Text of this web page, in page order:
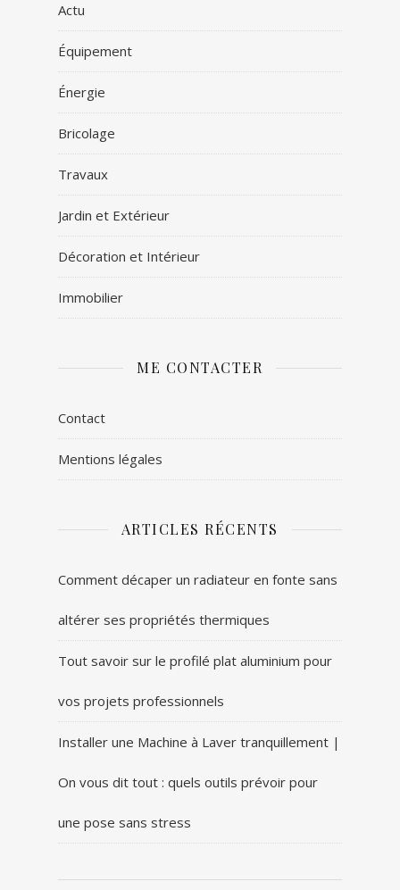
Actu
Équipement
Énergie
Bricolage
Travaux
Jardin et Extérieur
Décoration et Intérieur
Immobilier
ME CONTACTER
Contact
Mentions légales
ARTICLES RÉCENTS
Comment décaper un radiateur en fonte sans
altérer ses propriétés thermiques
Tout savoir sur le profilé plat aluminium pour
vos projets professionnels
Installer une Machine à Laver tranquillement |
On vous dit tout : quels outils prévoir pour
une pose sans stress